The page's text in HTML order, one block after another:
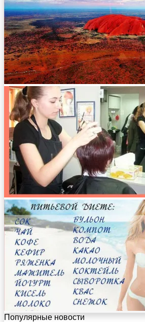
Популярные новости